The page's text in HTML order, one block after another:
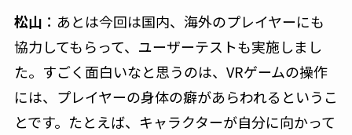
松山 ：あとは今回は国内、海外のプレイヤーにも
協力してもらって、ユーザーテストも実施しまし
た。すごく面白いなと思うのは、VRゲームの操作
には、プレイヤーの身体の癖があらわれるというこ
とです。たとえば、キャラクターが自分に向かって